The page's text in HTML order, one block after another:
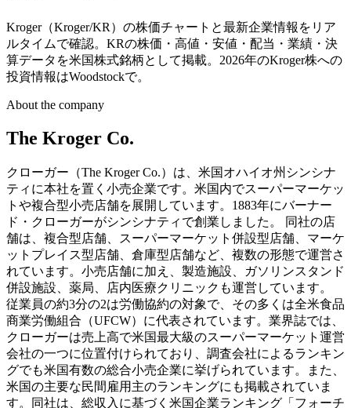
Kroger（Kroger/KR）の株価チャートと最新企業情報をリア
ルタイムで確認。KRの株価・高値・安値・配当・業績・決
算データを米国株式銘柄として掲載。2026年のKroger株への
投資情報はWoodstockで。
About the company
The Kroger Co.
クローガー（The Kroger Co.）は、米国オハイオ州シンシナ
ティに本社を置く小売企業です。米国内でスーパーマーケッ
トや複合型小売店舗を展開しています。1883年にバーナー
ド・クローガーがシンシナティで創業しました。 同社の店
舗は、複合型店舗、スーパーマーケット併設型店舗、マーケ
ットプレイス型店舗、倉庫型店舗など、複数の形態で運営さ
れています。小売店舗に加え、製造施設、ガソリンスタンド
併設施設、薬局、店内医療クリニックも運営しています。
従業員の約3分の2は労働協約の対象で、その多くは全米食品
商業労働組合（UFCW）に代表されています。業界誌では、
クローガーは売上高で米国最大級のスーパーマーケット運営
会社の一つに位置付けられており、調査会社によるランキン
グでも米国有数の総合小売企業に挙げられています。また、
米国の主要な民間雇用主のランキングにも掲載されていま
す。同社は、総収入に基づく米国企業ランキング「フォーチ